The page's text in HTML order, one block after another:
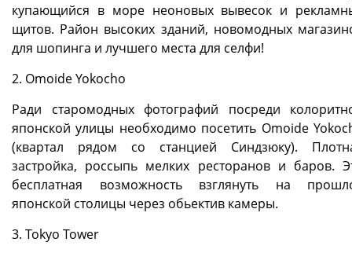
купающийся в море неоновых вывесок и
щитов. Район высоких зданий, новомодных
для шопинга и лучшего места для селфи!
2. Omoide Yokocho
Ради старомодных фотографий посреди
японской улицы необходимо посетить Omoide
(квартал рядом со станцией Синдзюку).
застройка, россыпь мелких ресторанов и баров.
бесплатная возможность взглянуть на
японской столицы через обьектив камеры.
3. Tokyo Tower